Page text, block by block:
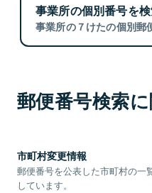
事業所の個別番号を
事業所の７けたの個別郵
郵便番号検索
市町村変更情報
郵便番号を公表した市町村の一
しています。